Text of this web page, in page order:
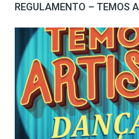
REGULAMENTO – TEMOS